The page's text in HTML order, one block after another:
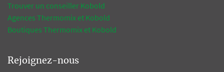
Trouver un conseiller Kobold
Agences Thermomix et Kobold
Boutiques Thermomix et Kobold
Rejoignez-nous